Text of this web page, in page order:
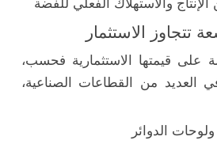
الإنتاج والاستهلاك الفعلي للفضة
تتجاوز الاستثمار
على قيمتها الاستثمارية فحسب،
من القطاعات الصناعية،
الدوائر